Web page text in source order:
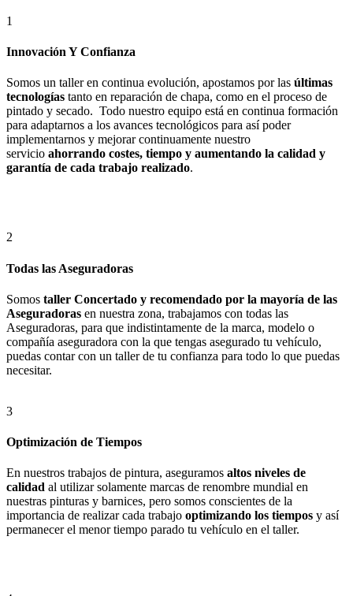
1
Innovación Y Confianza
Somos un taller en continua evolución, apostamos por las últimas
tecnologías tanto en reparación de chapa, como en el proceso de
pintado y secado. Todo nuestro equipo está en continua formación
para adaptarnos a los avances tecnológicos para así poder
implementarnos y mejorar continuamente nuestro
servicio ahorrando costes, tiempo y aumentando la calidad y
garantía de cada trabajo realizado.
2
Todas las Aseguradoras
Somos taller Concertado y recomendado por la mayoría de las
Aseguradoras en nuestra zona, trabajamos con todas las
Aseguradoras, para que indistintamente de la marca, modelo o
compañía aseguradora con la que tengas asegurado tu vehículo,
puedas contar con un taller de tu confianza para todo lo que puedas
necesitar.
3
Optimización de Tiempos
En nuestros trabajos de pintura, aseguramos altos niveles de
calidad al utilizar solamente marcas de renombre mundial en
nuestras pinturas y barnices, pero somos conscientes de la
importancia de realizar cada trabajo optimizando los tiempos y así
permanecer el menor tiempo parado tu vehículo en el taller.